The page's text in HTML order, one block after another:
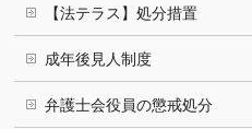
【法テラス】処分措置
成年後見人制度
弁護士会役員の懲戒処分